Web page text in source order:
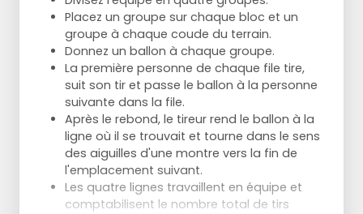
Au signal de l'entraîneur, l'équipe qui
attrape le ballon à ce moment effectue
une contre-attaque vers l'autre panier
L'autre équipe défend
Avec un nombre impair, la plus grande
équipe attaque toujours et il y a
automatiquement une situation de
surnombre
Placez un groupe sur chaque bloc et un
groupe à chaque coude du terrain.
Donnez un ballon à chaque groupe.
La première personne de chaque file tire,
suit son tir et passe le ballon à la personne
suivante dans la file.
Après le rebond, le tireur rend le ballon à la
ligne où il se trouvait et tourne dans le sens
des aiguilles d'une montre vers la fin de
l'emplacement suivant.
Les quatre lignes travaillent en équipe et
comptabilisent le nombre total de tirs